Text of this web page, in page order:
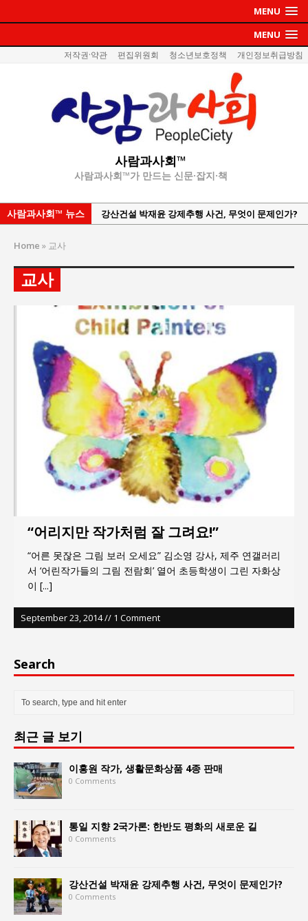
MENU
MENU
저작권·약관 편집위원회 청소년보호정책 개인정보취급방침
사람과사회™
사람과사회™가 만드는 신문·잡지·책
사람과사회™ 뉴스
강산건설 박재윤 강제추행 사건, 무엇이 문제인가?
지방의회 공약은 ‘빛 좋은 개살구’인가?
“7월 1일 의장 선출은 ‘위법’이다”
“엄마의 절박함과 ‘실무형 정치인’으로 생활정치 실
현”
김종대, “현대전, 강한 군대도 약해질 수 있다”
이홍원 작가, 생활문화상품 4종 판매
통일 지향 2국가론: 한반도 평화의 새로운 길
Home » 교사
교사
“어리지만 작가처럼 잘 그려요!”
“어른 못잖은 그림 보러 오세요” 김소영 강사, 제주 연갤러리
서 ‘어린작가들의 그림 전람회’ 열어 초등학생이 그린 자화상
이 [...]
September 23, 2014 // 1 Comment
Search
최근 글 보기
이홍원 작가, 생활문화상품 4종 판매
0 Comments
통일 지향 2국가론: 한반도 평화의 새로운 길
0 Comments
강산건설 박재윤 강제추행 사건, 무엇이 문제인가?
0 Comments